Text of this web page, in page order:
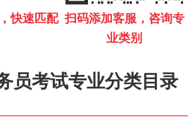
快速匹配 扫码添加客服，咨询专
业类别
员考试专业分类目录